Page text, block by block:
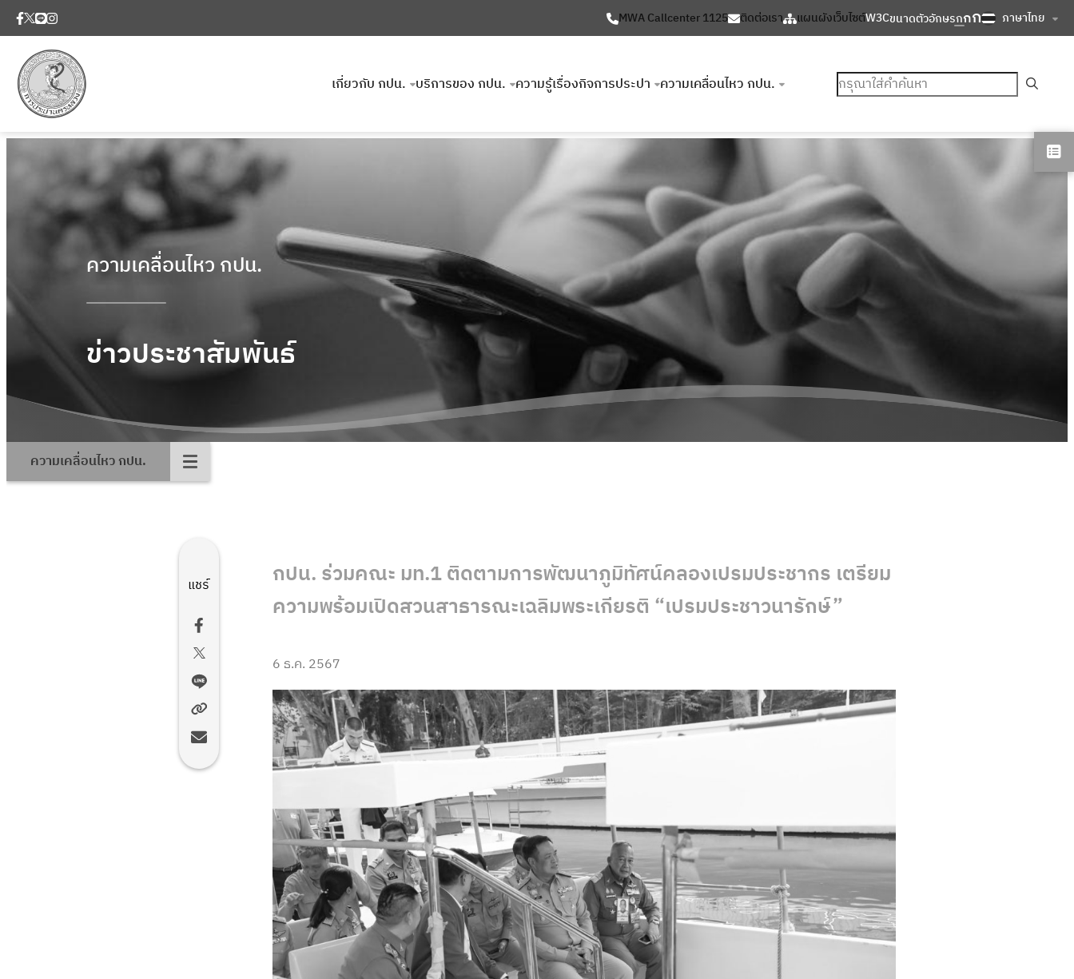
MWA Callcenter 1125 ติดต่อเรา แผนผังเว็บไซต์W3Cขนาดตัวอักษรกกก ภาษาไทย
เกี่ยวกับ กปน. บริการของ กปน. ความรู้เรื่องกิจการประปา ความเคลื่อนไหว กปน. ค้นหา
ความเคลื่อนไหว กปน.
ข่าวประชาสัมพันธ์
ความเคลื่อนไหว กปน.
แชร์
กปน. ร่วมคณะ มท.1 ติดตามการพัฒนาภูมิทัศน์คลองเปรมประชากร เตรียม
ความพร้อมเปิดสวนสาธารณะเฉลิมพระเกียรติ “เปรมประชาวนารักษ์”
6 ธ.ค. 2567